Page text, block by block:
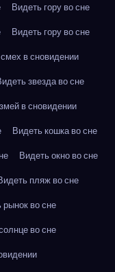
Видеть гору во сне
Видеть гору во сне
в сновидении
звезда во сне
в сновидении
Видеть кошка во сне
Видеть окно во сне
пляж во сне
рынок во сне
во сне